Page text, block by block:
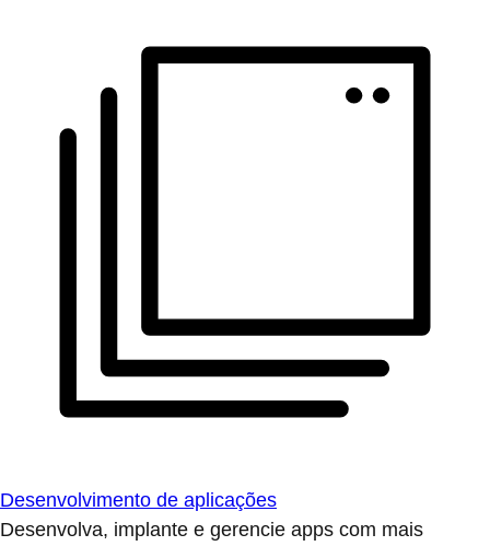
Desenvolvimento de aplicações
Desenvolva, implante e gerencie apps com mais